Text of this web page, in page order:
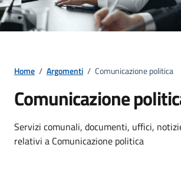
Home / Argomenti / Comunicazione politica
Comunicazione
Dettagli della
Servizi comunali, documenti, uffici,
relativi a Comunicazione politica